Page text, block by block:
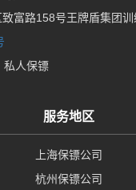
富路158号王牌盾集团训
私人保镖
服务地区
上海保镖公司
杭州保镖公司